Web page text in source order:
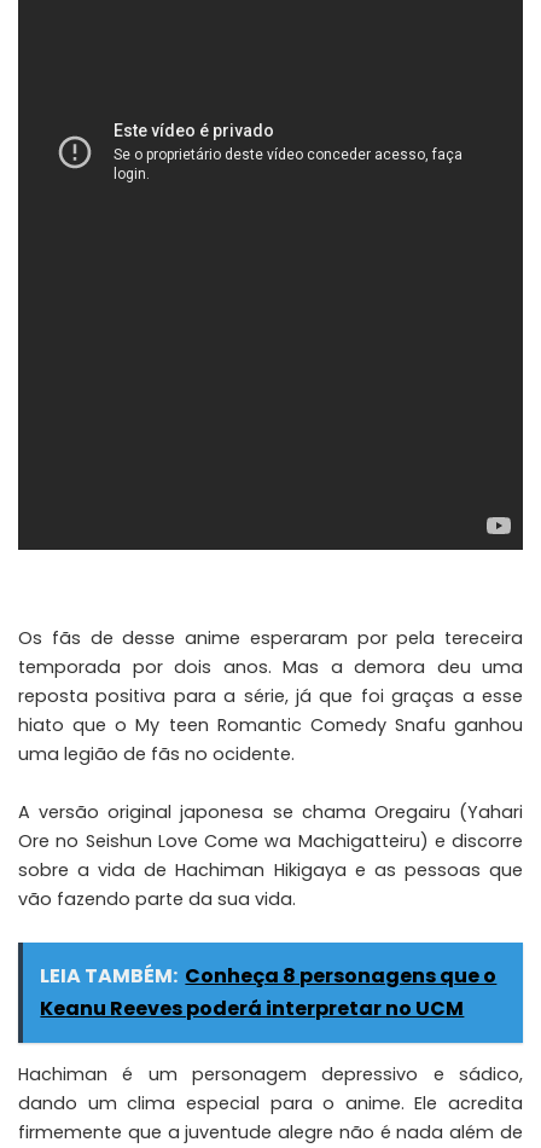
Os fãs de desse anime esperaram por pela tereceira
temporada por dois anos. Mas a demora deu uma
reposta positiva para a série, já que foi graças a esse
hiato que o My teen Romantic Comedy Snafu ganhou
uma legião de fãs no ocidente.
A versão original japonesa se chama Oregairu (Yahari
Ore no Seishun Love Come wa Machigatteiru) e discorre
sobre a vida de Hachiman Hikigaya e as pessoas que
vão fazendo parte da sua vida.
LEIA TAMBÉM: Conheça 8 personagens que o
Keanu Reeves poderá interpretar no UCM
Hachiman é um personagem depressivo e sádico,
dando um clima especial para o anime. Ele acredita
firmemente que a juventude alegre não é nada além de